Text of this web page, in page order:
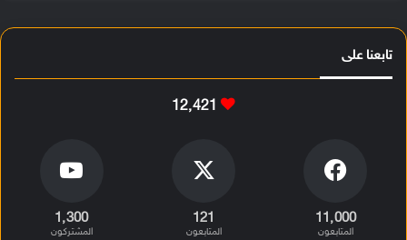
تابعنا على
12٬421
11٬000
المتابعون
121
المتابعون
1٬300
المشتركون